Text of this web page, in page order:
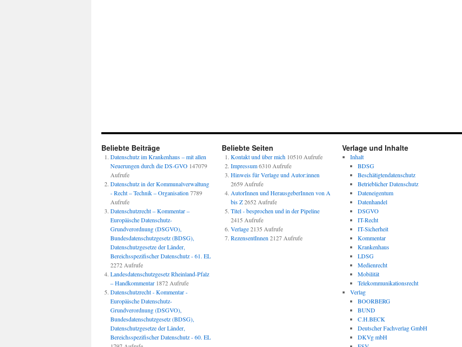
Beliebte Beiträge
Datenschutz im Krankenhaus – mit allen
Neuerungen durch die DS-GVO 147079
Aufrufe
Datenschutz in der Kommunalverwaltung
- Recht – Technik – Organisation 7789
Aufrufe
Datenschutzrecht – Kommentar –
Europäische Datenschutz-
Grundverordnung (DSGVO),
Bundesdatenschutzgesetz (BDSG),
Datenschutzgesetze der Länder,
Bereichsspezifischer Datenschutz - 61. EL
2272 Aufrufe
Landesdatenschutzgesetz Rheinland-Pfalz
– Handkommentar 1872 Aufrufe
Datenschutzrecht - Kommentar -
Europäische Datenschutz-
Grundverordnung (DSGVO),
Bundesdatenschutzgesetz (BDSG),
Datenschutzgesetze der Länder,
Bereichsspezifischer Datenschutz - 60. EL
Beliebte Seiten
Kontakt und über mich 10510 Aufrufe
Impressum6310 Aufrufe
Hinweis für Verlage und Autor:innen
2659 Aufrufe
AutorInnen und HerausgeberInnen von A
bis Z2652 Aufrufe
Titel - besprochen und in der Pipeline
2415 Aufrufe
Verlage2135 Aufrufe
RezensentInnen 2127 Aufrufe
Verlage und Inhalte
Inhalt
BDSG
Beschätigtendatenschutz
Betrieblicher Datenschutz
Dateneigentum
Datenhandel
DSGVO
IT-Recht
IT-Sicherheit
Kommentar
Krankenhaus
LDSG
Medienrecht
Mobilität
Telekommunikationsrecht
Verlag
BOORBERG
BUND
C.H.BECK
Deutscher Fachverlag GmbH
DKVg mbH